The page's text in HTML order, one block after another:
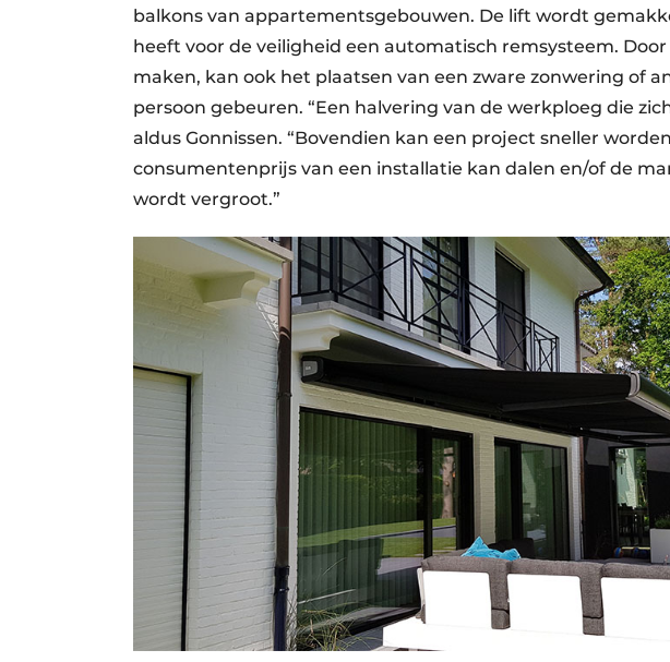
balkons van appartementsgebouwen. De lift wordt
heeft voor de veiligheid een automatisch remsysteem.
maken, kan ook het plaatsen van een zware zonwering of
persoon gebeuren. “Een halvering van de werkploeg die
aldus Gonnissen. “Bovendien kan een project sneller
consumentenprijs van een installatie kan dalen en/of de
wordt vergroot.”